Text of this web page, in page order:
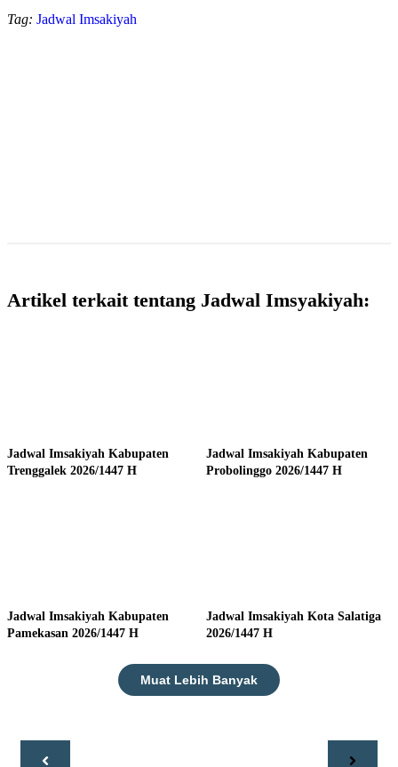
Tag: Jadwal Imsakiyah
Artikel terkait tentang Jadwal Imsyakiyah:
Jadwal Imsakiyah Kabupaten
Trenggalek 2026/1447 H
Jadwal Imsakiyah Kabupaten
Probolinggo 2026/1447 H
Jadwal Imsakiyah Kabupaten
Pamekasan 2026/1447 H
Jadwal Imsakiyah Kota Salatiga
2026/1447 H
Muat Lebih Banyak